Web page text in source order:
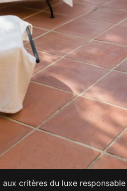
critères du luxe responsable